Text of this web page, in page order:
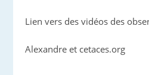
Lien vers des vidéos des
Alexandre et cetaces.org